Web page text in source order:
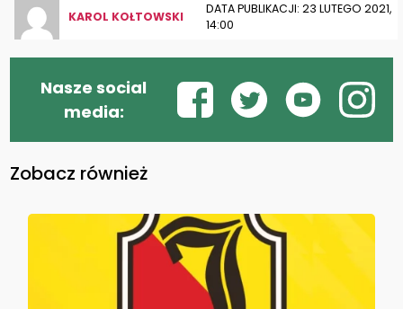
KAROL KOŁTOWSKI
DATA PUBLIKACJI: 23 LUTEGO 2021,
14:00
Nasze social
media:
Zobacz również